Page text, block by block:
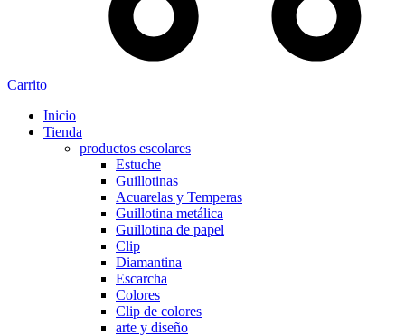
Carrito
Inicio
Tienda
productos escolares
Estuche
Guillotinas
Acuarelas y Temperas
Guillotina metálica
Guillotina de papel
Clip
Diamantina
Escarcha
Colores
Clip de colores
arte y diseño